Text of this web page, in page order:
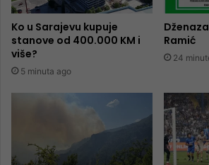
Ko u Sarajevu kupuje
stanove od 400.000 KM i
više?
5 minuta ago
Ramić
24